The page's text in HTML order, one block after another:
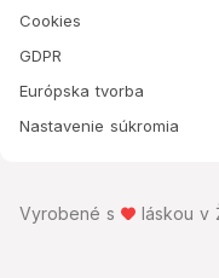
Cookies
GDPR
Európska tvorba
Nastavenie súkromia
Vyrobené s láskou v